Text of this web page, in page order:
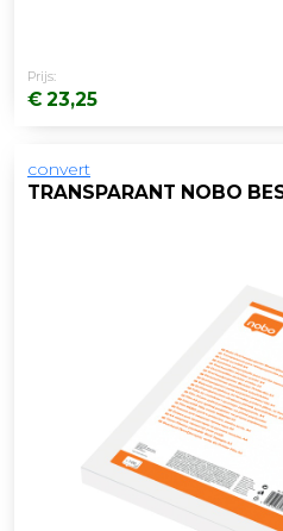
Prijs:
€ 23,25
convert